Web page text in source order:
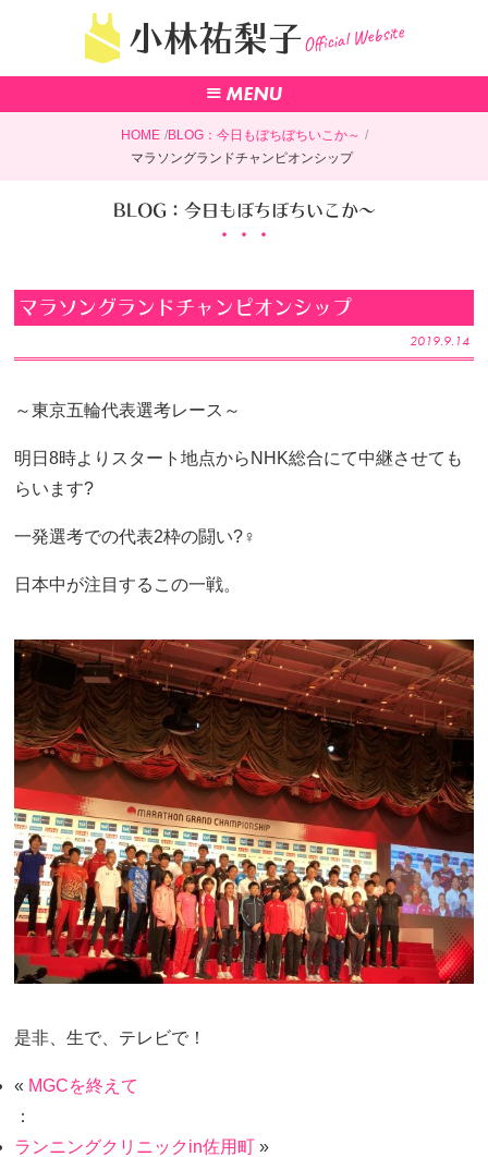
小林祐梨子Official Website
HOME BLOG：今日もぼちぼちいこか～
マラソングランドチャンピオンシップ
BLOG：今日もぼちぼちいこか～
マラソングランドチャンピオンシップ
2019.9.14
～東京五輪代表選考レース～
明日8時よりスタート地点からNHK総合にて中継させても
らいます?
一発選考での代表2枠の闘い?‍♀️
日本中が注目するこの一戦。
是非、生で、テレビで！
« MGCを終えて
：
ランニングクリニックin佐用町 »